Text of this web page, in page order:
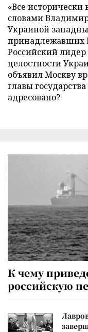
«Все исторически
словами
Украиной
принадлежавших
Российский
целостности
объявил Москву
главы
адресовано?
К чему
российскую